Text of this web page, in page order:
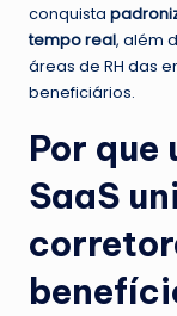
conquista
tempo real, além
áreas de RH das
beneficiários.
Por
SaaS